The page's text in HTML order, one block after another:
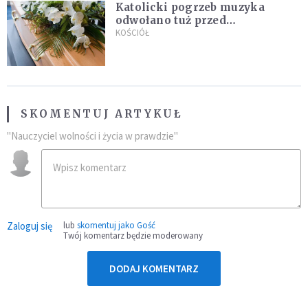
Katolicki pogrzeb muzyka
odwołano tuż przed
uroczystością. Powodem była
KOŚCIÓŁ
SKOMENTUJ ARTYKUŁ
"Nauczyciel wolności i życia w prawdzie"
Zaloguj się lub skomentuj jako Gość
Twój komentarz będzie moderowany
DODAJ KOMENTARZ